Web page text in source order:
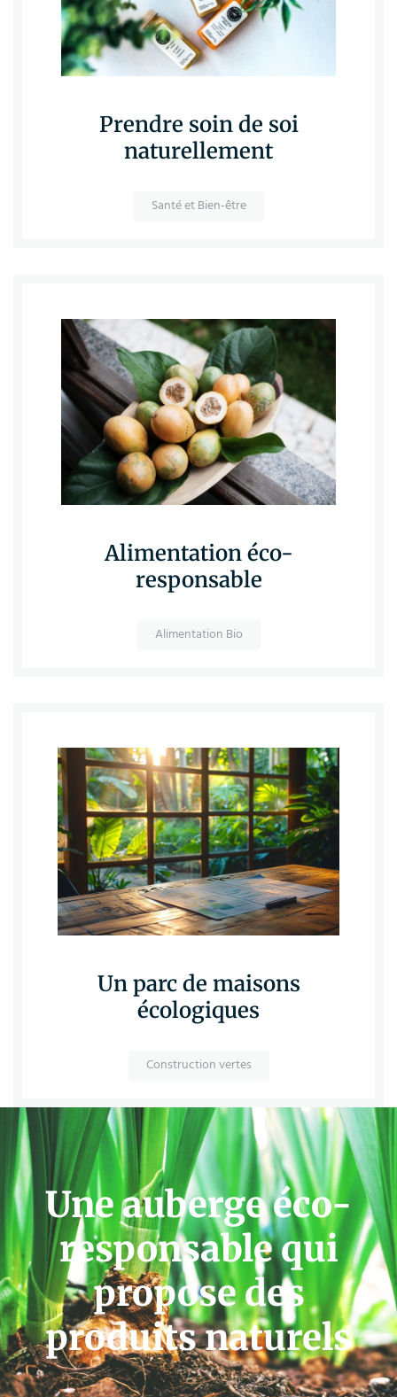
Prendre soin de soi
naturellement
Santé et Bien-être
Alimentation éco-
responsable
Alimentation Bio
Un parc de maisons
écologiques
Construction vertes
Une auberge éco-
responsable qui
propose des
produits naturels